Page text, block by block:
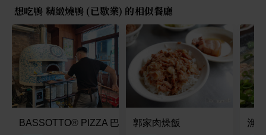
想吃鴨 精緻燒鴨 (已歇業) 的相似餐廳
BASSOTTO® PIZZA 巴索托拿坡里披薩
郭家肉燥飯 漁